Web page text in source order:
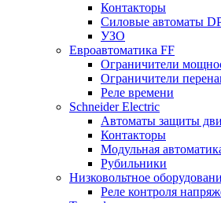
Контакторы
Силовые автоматы
УЗО
Евроавтоматика FF
Ограничители
Ограничители
Реле времени
Schneider Electric
Автоматы защиты
Контакторы
Модульная
Рубильники
Низковольтное
Реле контроля